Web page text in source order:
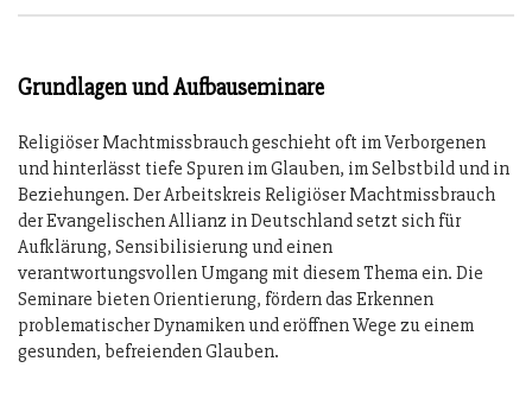
Grundlagen und Aufbauseminare
Religiöser Machtmissbrauch geschieht oft im Verborgenen
und hinterlässt tiefe Spuren im Glauben, im Selbstbild und in
Beziehungen. Der Arbeitskreis Religiöser Machtmissbrauch
der Evangelischen Allianz in Deutschland setzt sich für
Aufklärung, Sensibilisierung und einen
verantwortungsvollen Umgang mit diesem Thema ein. Die
Seminare bieten Orientierung, fördern das Erkennen
problematischer Dynamiken und eröffnen Wege zu einem
gesunden, befreienden Glauben.